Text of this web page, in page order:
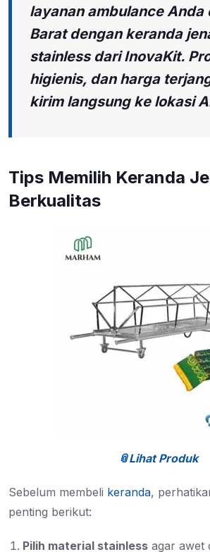
layanan ambulance Anda
Barat dengan keranda
stainless dari InovaKit.
higienis, dan harga
kirim langsung ke lokasi
Tips Memilih Keranda
Berkualitas
📎Lihat Produk
Sebelum membeli keranda,
penting berikut:
Pilih material stainless agar awet